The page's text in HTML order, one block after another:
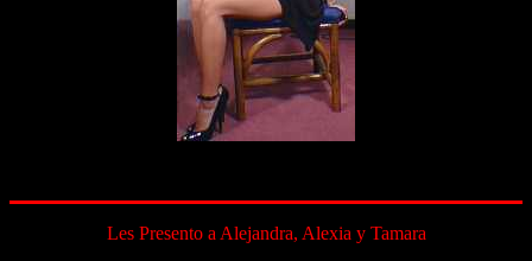
Les Presento a Alejandra, Alexia y Tamara